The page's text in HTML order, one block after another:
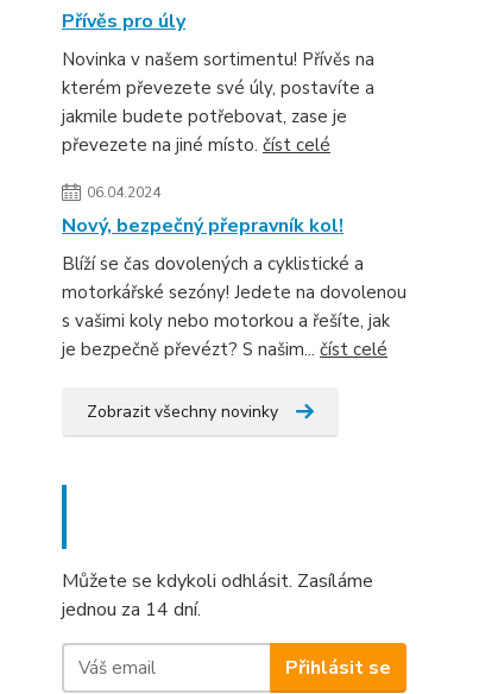
Přívěs pro úly
Novinka v našem sortimentu! Přívěs na
kterém převezete své úly, postavíte a
jakmile budete potřebovat, zase je
převezete na jiné místo. číst celé
06.04.2024
Nový, bezpečný přepravník kol!
Blíží se čas dovolených a cyklistické a
motorkářské sezóny! Jedete na dovolenou
s vašimi koly nebo motorkou a řešíte, jak
je bezpečně převézt? S našim... číst celé
Zobrazit všechny novinky
Můžete se kdykoli odhlásit. Zasíláme
jednou za 14 dní.
Přihlásit se